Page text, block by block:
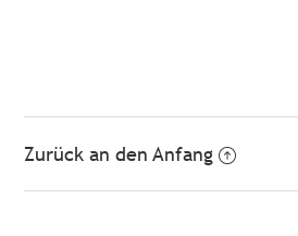
Zurück an den Anfang